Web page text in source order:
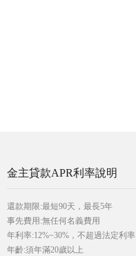
金主貸款APR利率說明
還款期限:最短90天，最長5年
事先費用:無任何名義費用
年利率:12%~30%，不超過法定利率
年齡:須年滿20歲以上